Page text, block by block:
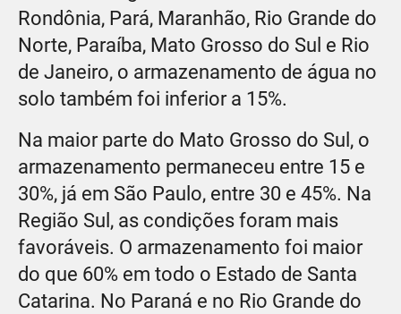
Rondônia, Pará, Maranhão, Rio Grande do
Norte, Paraíba, Mato Grosso do Sul e Rio
de Janeiro, o armazenamento de água no
solo também foi inferior a 15%.
Na maior parte do Mato Grosso do Sul, o
armazenamento permaneceu entre 15 e
30%, já em São Paulo, entre 30 e 45%. Na
Região Sul, as condições foram mais
favoráveis. O armazenamento foi maior
do que 60% em todo o Estado de Santa
Catarina. No Paraná e no Rio Grande do